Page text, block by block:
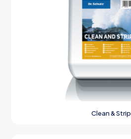
Clean & Strip